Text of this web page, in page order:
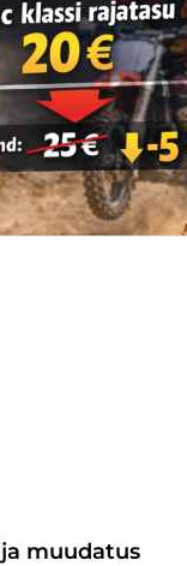
muudatus